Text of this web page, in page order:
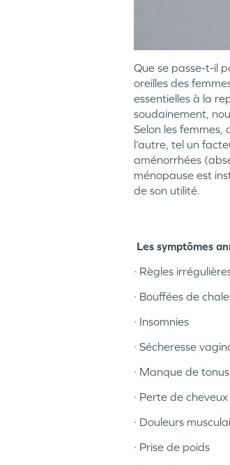
Que se passe-t-il
oreilles des
essentielles à la
soudainement,
Selon les femmes,
l’autre, tel un
aménorrhées
ménopause est
de son utilité.
Les symptômes
· Règles
· Bouffées de
· Insomnies
· Sécheresse
· Manque de tonus
· Perte de
· Douleurs
· Prise de poids